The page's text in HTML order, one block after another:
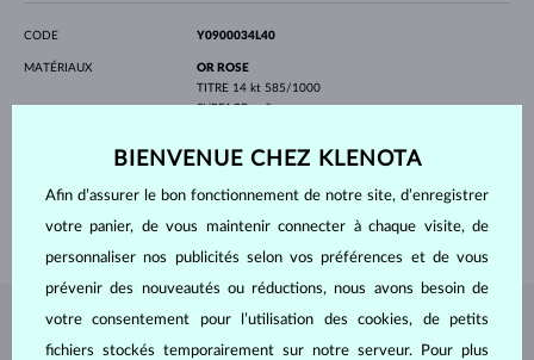
CODE Y0900034L40
MATÉRIAUX
OR ROSE
TITRE 14 kt 585/1000
SURFACEpolie
PIERRES PRÉCIEUSES SANS PIERRE
LARGEUR 4.0 mm
POIDS 4.30 g
BIJOUX DE L'ATELIER KLENOTA
BIENVENUE CHEZ KLENOTA
Afin d’assurer le bon fonctionnement de notre site, d’enregistrer
votre panier, de vous maintenir connecter à chaque visite, de
personnaliser nos publicités selon vos préférences et de vous
prévenir des nouveautés ou réductions, nous avons besoin de
votre consentement pour l’utilisation des cookies, de petits
fichiers stockés temporairement sur notre serveur. Pour plus